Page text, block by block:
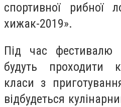
спортивної рибної
хижак-2019».
Під час фестивалю
будуть проходити
класи з
відбудеться